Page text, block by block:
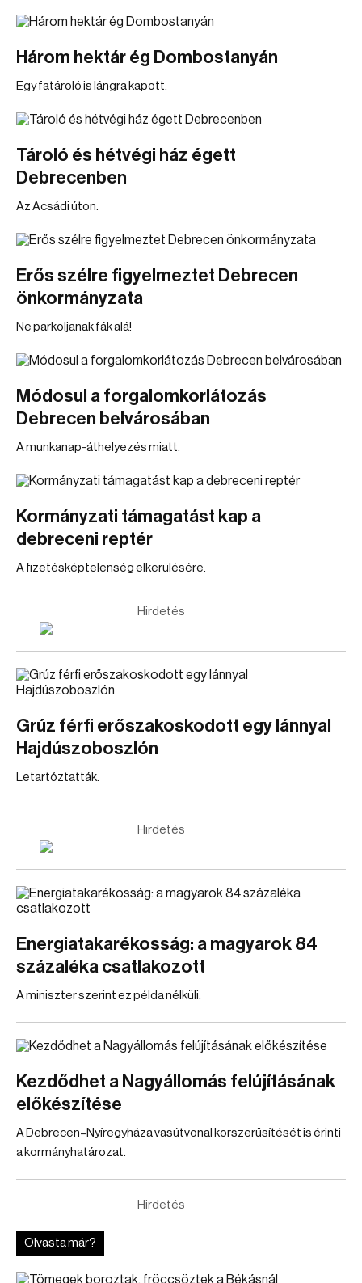
Három hektár ég Dombostanyán
Egy fatároló is lángra kapott.
Tároló és hétvégi ház égett
Debrecenben
Az Acsádi úton.
Erős szélre figyelmeztet Debrecen
önkormányzata
Ne parkoljanak fák alá!
Módosul a forgalomkorlátozás
Debrecen belvárosában
A munkanap-áthelyezés miatt.
Kormányzati támagatást kap a
debreceni reptér
A fizetésképtelenség elkerülésére.
Hirdetés
Grúz férfi erőszakoskodott egy lánnyal
Hajdúszoboszlón
Letartóztatták.
Hirdetés
Energiatakarékosság: a magyarok 84
százaléka csatlakozott
A miniszter szerint ez példa nélküli.
Kezdődhet a Nagyállomás felújításának
előkészítése
A Debrecen–Nyíregyháza vasútvonal korszerűsítését is érinti
a kormányhatározat.
Hirdetés
Olvasta már?